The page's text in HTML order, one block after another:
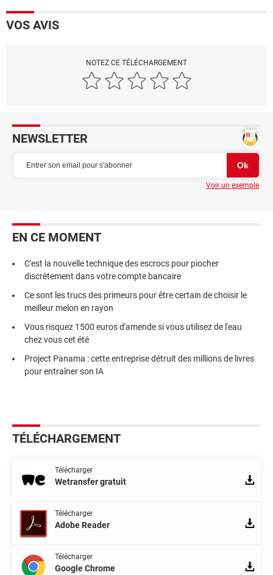
VOS AVIS
NOTEZ CE TÉLÉCHARGEMENT
NEWSLETTER
Voir un exemple
EN CE MOMENT
C'est la nouvelle technique des escrocs pour piocher
discrètement dans votre compte bancaire
Ce sont les trucs des primeurs pour être certain de choisir le
meilleur melon en rayon
Vous risquez 1500 euros d'amende si vous utilisez de l'eau
chez vous cet été
Project Panama : cette entreprise détruit des millions de livres
pour entraîner son IA
TÉLÉCHARGEMENT
Télécharger
Wetransfer gratuit
Télécharger
Adobe Reader
Télécharger
Google Chrome